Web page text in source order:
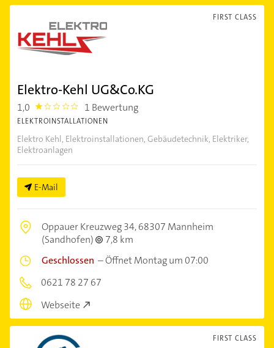
FIRST CLASS
Elektro-Kehl UG&Co.KG
1,0 1.0 1 Bewertung
ELEKTROINSTALLATIONEN
Elektro Kehl, Elektroinstallationen, Gebäudetechnik, Elektriker,
Elektroanlagen
E-Mail
Oppauer Kreuzweg 34,68307 Mannheim
(Sandhofen)
7,8 km
Geschlossen –Öffnet Montag um 07:00
0621 78 27 67
Webseite
FIRST CLASS